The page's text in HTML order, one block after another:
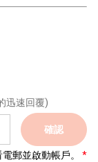
迅速回覆)
確認
郵並啟動帳戶。